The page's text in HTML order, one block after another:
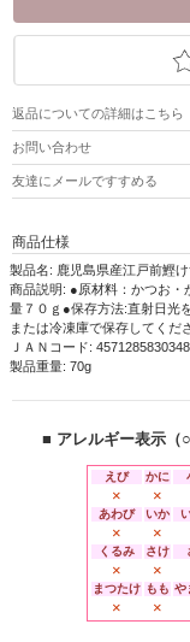
返品についての詳細はこちら
お問い合わせ
友達にメールですすめる
商品仕様
製品名: 鹿児島県産江戸前鰹
商品説明: ●原材料：かつお
量７０ｇ●保存方法:直射日光
または冷凍庫で保存してくだ
ＪＡＮコード: 4571285830348
製品重量: 70g
■ アレルギー表示（
えび かに
× ×
あわび いか
× ×
くるみ さけ
× ×
まつたけ もも や
× ×